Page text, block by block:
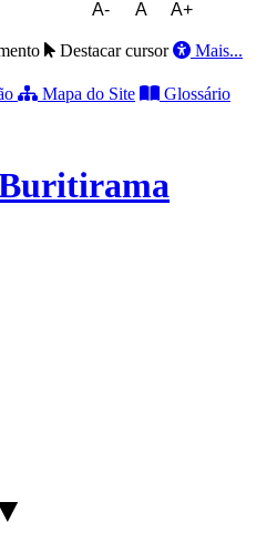
A- A A+
Destacar cursor Mais...
Mapa do Site Glossário